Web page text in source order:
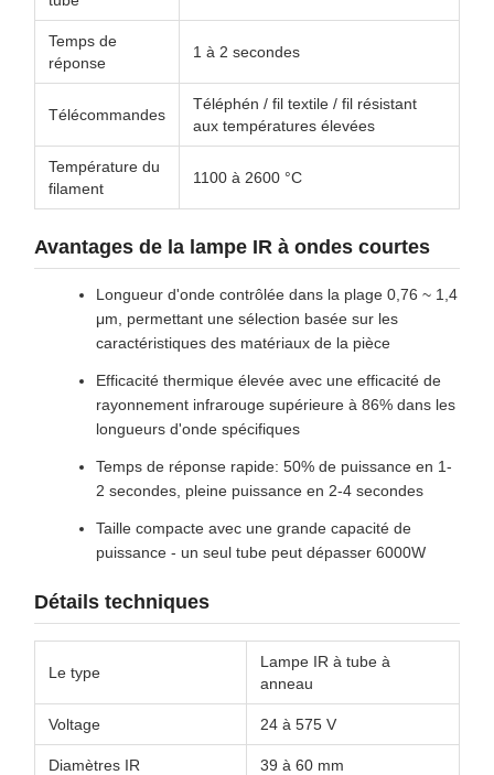
Temps de
réponse
1 à 2 secondes
Télécommandes
Téléphén / fil textile / fil résistant
aux températures élevées
Température du
filament
1100 à 2600 °C
Avantages de la lampe IR à ondes courtes
Longueur d'onde contrôlée dans la plage 0,76 ~ 1,4
μm, permettant une sélection basée sur les
caractéristiques des matériaux de la pièce
Efficacité thermique élevée avec une efficacité de
rayonnement infrarouge supérieure à 86% dans les
longueurs d'onde spécifiques
Temps de réponse rapide: 50% de puissance en 1-
2 secondes, pleine puissance en 2-4 secondes
Taille compacte avec une grande capacité de
puissance - un seul tube peut dépasser 6000W
Détails techniques
Le type
Lampe IR à tube à
anneau
Voltage 24 à 575 V
Diamètres IR 39 à 60 mm